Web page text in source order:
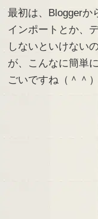
最初は、Bloggerか
インポートとか、
しないといけない
が、こんなに簡単
ごいですね（＾＾）